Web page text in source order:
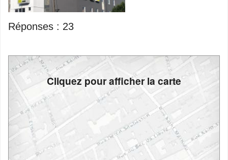
Réponses : 23
Cliquez pour afficher la carte